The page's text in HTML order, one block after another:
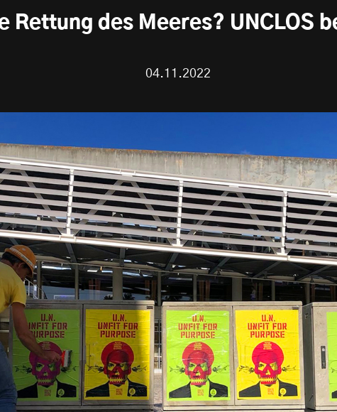
Rettung des Meeres? UNCLOS
04.11.2022